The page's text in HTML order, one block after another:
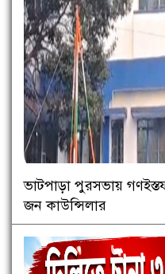
ভাটপাড়া পুরসভায়
জন কাউন্সিলার